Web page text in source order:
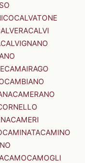
CALVATONE
CALVI
CALVIGNANO
CAMAIRAGO
CAMBIANO
CAMERANO
CAMERI
CAMINATACAMINO
CAMOCAMOGLI